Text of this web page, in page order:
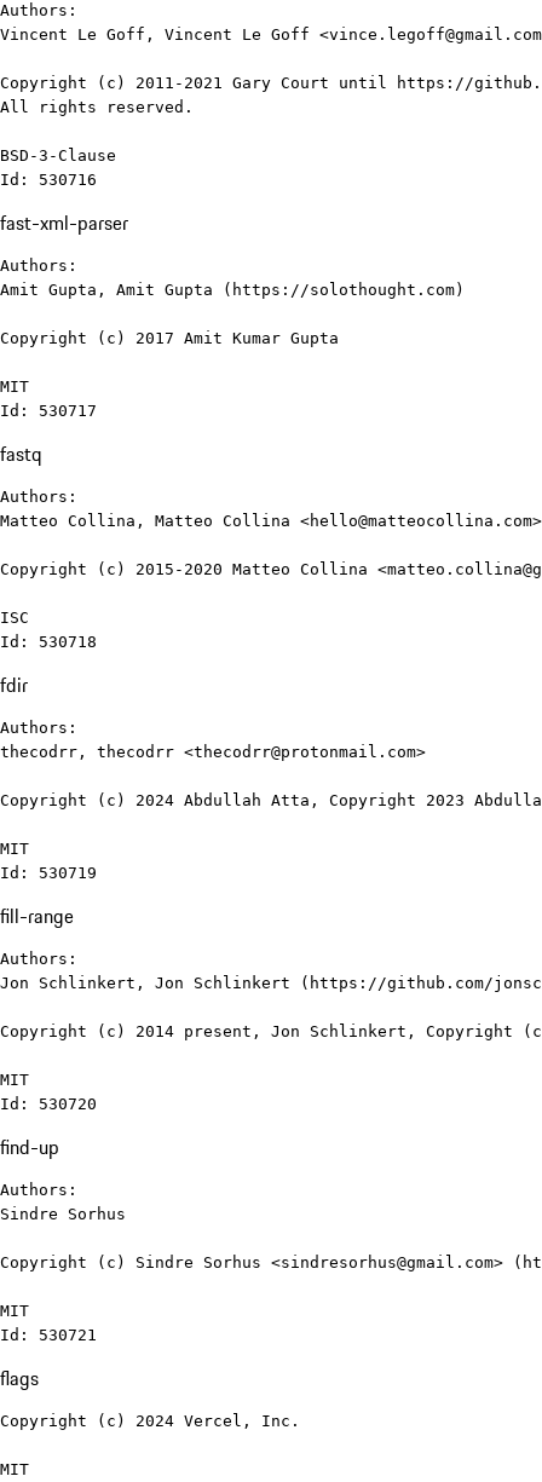
Authors:
Vincent Le Goff, Vincent Le Goff
Copyright (c) 2011-2021 Gary Court until https://
All rights reserved.
BSD-3-Clause
Id: 530716
fast-xml-parser
Authors:
Amit Gupta, Amit Gupta (https://solothought.com)
Copyright (c) 2017 Amit Kumar Gupta
MIT
Id: 530717
fastq
Authors:
Matteo Collina, Matteo Collina
Copyright (c) 2015-2020 Matteo Collina
ISC
Id: 530718
fdir
Authors:
thecodrr, thecodrr <thecodrr@protonmail.com>
Copyright (c) 2024 Abdullah Atta, Copyright 2023
MIT
Id: 530719
fill-range
Authors:
Jon Schlinkert, Jon Schlinkert (https://github.com/
Copyright (c) 2014 present, Jon Schlinkert, Copyright
MIT
Id: 530720
find-up
Authors:
Sindre Sorhus
Copyright (c) Sindre Sorhus <sindresorhus@gmail.com>
MIT
Id: 530721
flags
Copyright (c) 2024 Vercel, Inc.
MIT